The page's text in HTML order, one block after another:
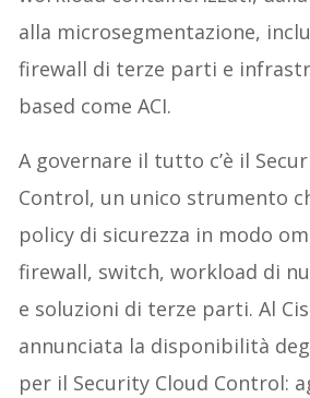
alla microsegmentazione,
firewall di terze parti e
based come ACI.
A governare il tutto c’è il
Control, un unico strumento
policy di sicurezza in modo
firewall, switch, workload di
e soluzioni di terze parti. Al
annunciata la disponibilità
per il Security Cloud Control: